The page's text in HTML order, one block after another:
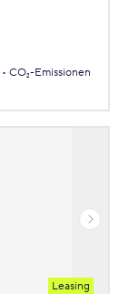
CO₂-Emissionen
Leasing